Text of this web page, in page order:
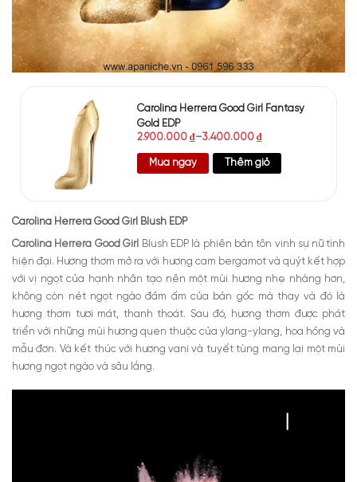
Carolina Herrera Good Girl Fantasy
Gold EDP
2.900.000₫–3.400.000₫
Mua ngay Thêm giỏ
Carolina Herrera Good Girl Blush EDP
Carolina Herrera Good Girl
Blush EDP là phiên bản tôn vinh sự nữ tính
hiện đại. Hương thơm mở ra với hương cam bergamot và quýt kết hợp
với vị ngọt của hạnh nhân tạo nên một mùi hương nhẹ nhàng hơn,
không còn nét ngọt ngào đầm ấm của bản gốc mà thay và đó là
hương thơm tươi mát, thanh thoát. Sau đó, hương thơm được phát
triển với những mùi hương quen thuộc của ylang-ylang, hoa hồng và
mẫu đơn. Và kết thúc với hương vani và tuyết tùng mang lại một mùi
hương ngọt ngào và sâu lắng.